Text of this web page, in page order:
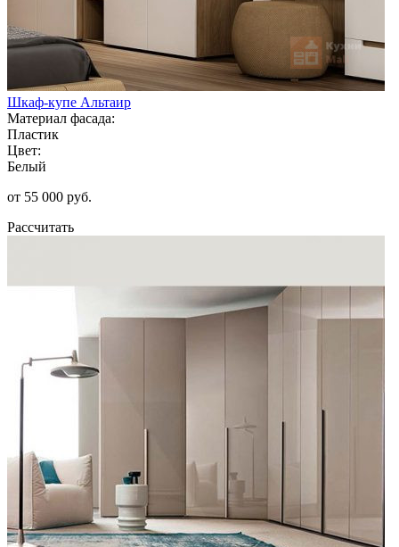
Шкаф-купе Альтаир
Материал фасада:
Пластик
Цвет:
Белый
от 55 000 руб.
Рассчитать